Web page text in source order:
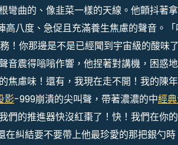
彎曲的、像韭菜一樣的天線。他顫抖著
八度、急促且充滿養生焦慮的聲音。
！你那邊是不是已經聞到宇宙級的酸味
震得嗡嗡作響，他捏著對講機，困惑
焦慮味！還有，我現在走不開！我的陳
影-999崩潰的尖叫聲，帶著濃濃的中經
的推進器快沒紅棗了！快！我們在你
糾結要不要帶上他最珍愛的那把銀勺